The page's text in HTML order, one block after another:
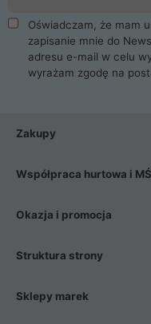
Oświadczam, że mam
zapisanie mnie do
adresu e-mail w celu
wyrażam zgodę na
Zakupy
Współpraca hurtowa i
Okazja i promocja
Struktura strony
Sklepy marek